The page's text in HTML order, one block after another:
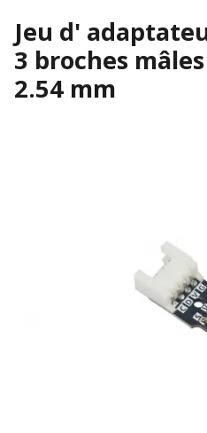
Jeu d'
3 broches
2.54 mm